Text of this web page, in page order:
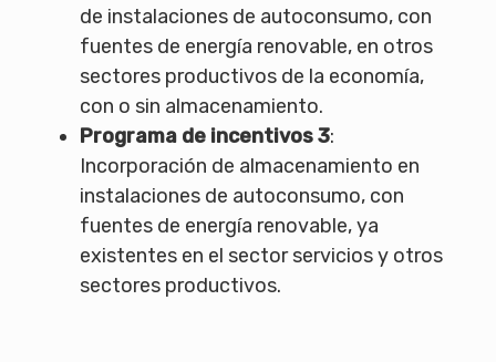
de instalaciones de autoconsumo, con
fuentes de energía renovable, en otros
sectores productivos de la economía,
con o sin almacenamiento.
Programa de incentivos 3:
Incorporación de almacenamiento en
instalaciones de autoconsumo, con
fuentes de energía renovable, ya
existentes en el sector servicios y otros
sectores productivos.